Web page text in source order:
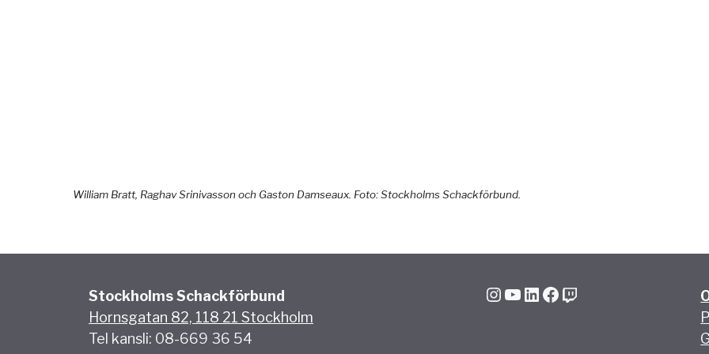
William Bratt, Raghav Srinivasson och Gaston Damseaux. Foto: Stockholms Schackförbund.
Stockholms Schackförbund
Hornsgatan 82, 118 21 Stockholm
Tel kansli: 08-669 36 54
InstagramYouTube LinkedIn Facebook Twitch